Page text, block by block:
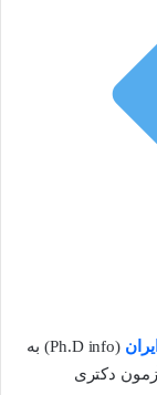
(Ph.D info) به
دکتری